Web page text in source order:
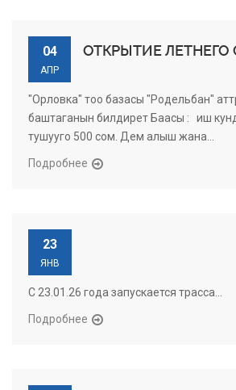
04
АПР
ОТКРЫТИЕ ЛЕТНЕГО
"Орловка" тоо базасы "Родельбан"
баштаганын билдирет Баасы : иш
тушууго 500 сом. Дем алыш жана...
Подробнее
23
ЯНВ
С 23.01.26 года запускается трасса...
Подробнее